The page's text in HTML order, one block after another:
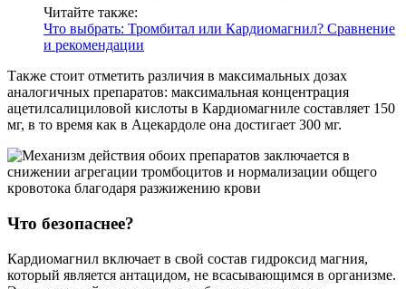
Читайте также:
Что выбрать: Тромбитал или Кардиомагнил? Сравнение
и рекомендации
Также стоит отметить различия в максимальных дозах
аналогичных препаратов: максимальная концентрация
ацетилсалициловой кислоты в Кардиомагниле составляет 150
мг, в то время как в Ацекардоле она достигает 300 мг.
Что безопаснее?
Кардиомагнил включает в свой состав гидроксид магния,
который является антацидом, не всасывающимся в организме.